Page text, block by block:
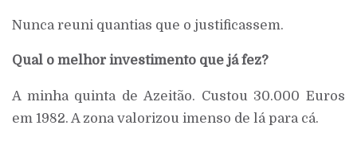
Nunca reuni quantias que o justificassem.
Qual o melhor investimento que já fez?
A minha quinta de Azeitão. Custou 30.000 Euros
em 1982. A zona valorizou imenso de lá para cá.